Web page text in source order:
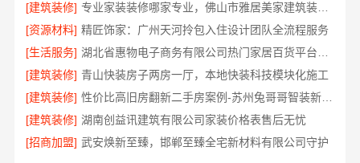
[建筑装修]
专业家装装修哪家专业，佛山市雅居美家建筑装饰工程有限公司
[资源材料] 精匠饰家：广州天河拎包入住设计团队全流程服务
[生活服务]
[建筑装修] 青山快装房子两房一厅，本地快装科技模块化施工
[建筑装修]
性价比高旧房翻新二手房案例-苏州兔哥哥智装新材料有限公司真实完工展示
[建筑装修] 湖南创益讯建筑有限公司家装价格表售后无忧
[招商加盟] 武安焕新至臻，邯郸至臻全宅新材料有限公司守护